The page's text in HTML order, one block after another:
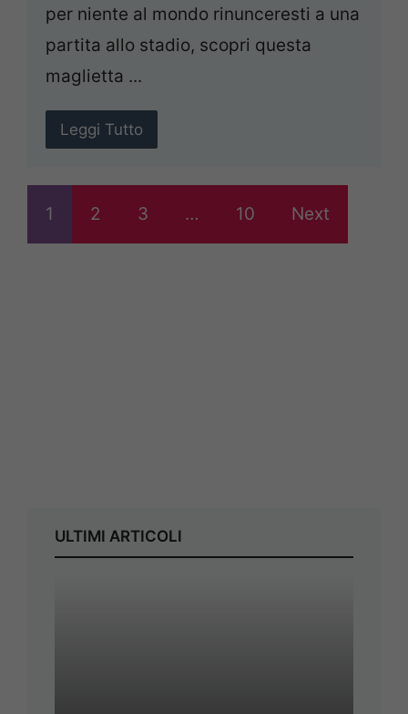
per niente al mondo rinunceresti a una
partita allo stadio, scopri questa
maglietta ...
Leggi Tutto
1 2 3 … 10 Next
ULTIMI ARTICOLI